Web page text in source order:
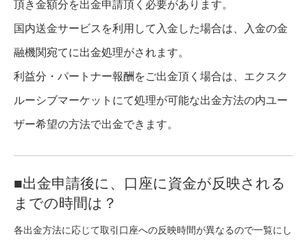
頂き金額分を出金申請頂く必要があります。
国内送金サービスを利用して入金した場合は、入金の金
融機関宛てに出金処理がされます。
利益分・パートナー報酬をご出金頂く場合は、エクスク
ルーシブマーケットにて処理が可能な出金方法の内ユー
ザー希望の方法で出金できます。
■出金申請後に、口座に資金が反映される
までの時間は？
各出金方法に応じて取引口座への反映時間が異なるので一覧にし